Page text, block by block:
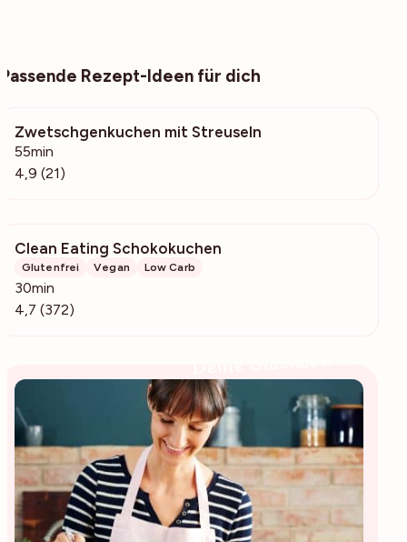
Passende Rezept-Ideen für dich
Zwetschgenkuchen mit Streuseln
55min
4,9 (21)
Clean Eating Schokokuchen
Glutenfrei Vegan Low Carb
30min
4,7 (372)